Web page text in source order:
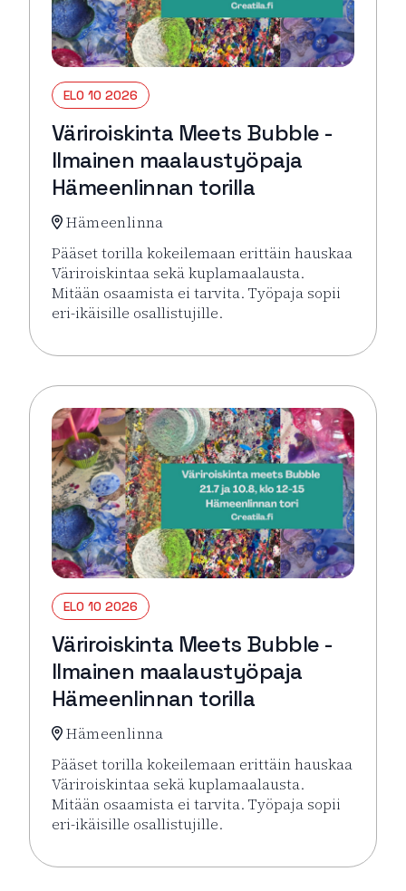
ELO 10 2026
Väriroiskinta Meets Bubble -
Ilmainen maalaustyöpaja
Hämeenlinnan torilla
Hämeenlinna
Pääset torilla kokeilemaan erittäin hauskaa
Väriroiskintaa sekä kuplamaalausta.
Mitään osaamista ei tarvita. Työpaja sopii
eri-ikäisille osallistujille.
Lue lisää tapahtumasta Väriroiskinta Meets
ELO 10 2026
Väriroiskinta Meets Bubble -
Ilmainen maalaustyöpaja
Hämeenlinnan torilla
Hämeenlinna
Pääset torilla kokeilemaan erittäin hauskaa
Väriroiskintaa sekä kuplamaalausta.
Mitään osaamista ei tarvita. Työpaja sopii
eri-ikäisille osallistujille.
Lue lisää tapahtumasta Väriroiskinta Meets